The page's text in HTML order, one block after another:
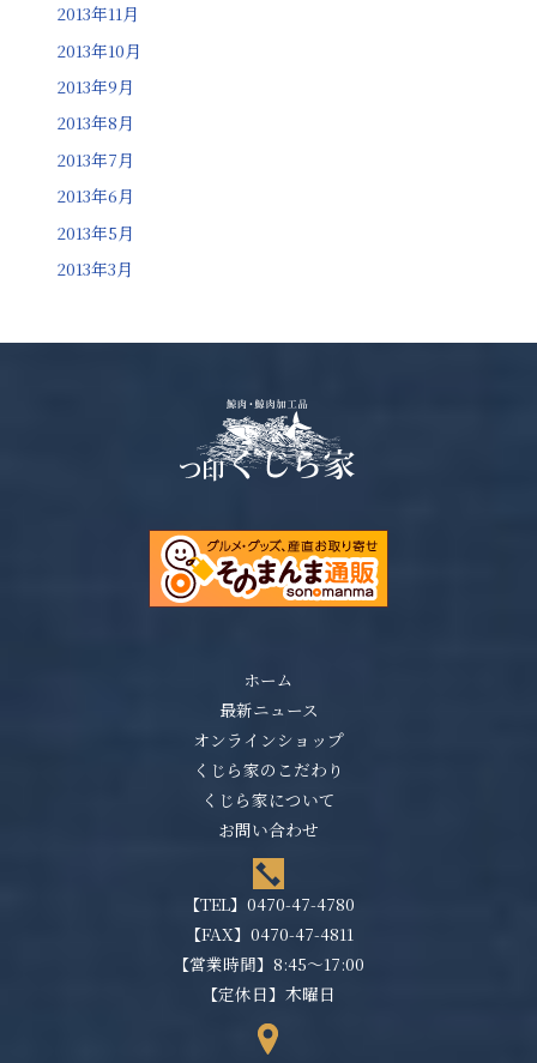
2013年11月
2013年10月
2013年9月
2013年8月
2013年7月
2013年6月
2013年5月
2013年3月
ホーム
最新ニュース
オンラインショップ
くじら家のこだわり
くじら家について
お問い合わせ
【TEL】 0470-47-4780
【FAX】0470-47-4811
【営業時間】8:45～17:00
【定休日】木曜日